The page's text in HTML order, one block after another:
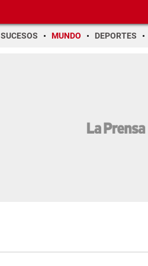
SUCESOS MUNDO DEPORTES